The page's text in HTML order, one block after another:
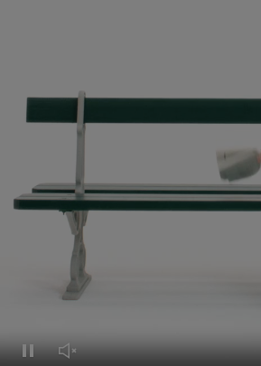
Mettre cette vidéo en pause
Réactiver le son de cette vidéo